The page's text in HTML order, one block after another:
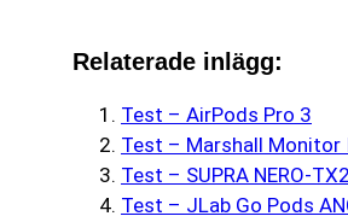
Relaterade inlägg:
Test – AirPods Pro 3
Test – Marshall Monitor
Test – SUPRA NERO-TX2
Test – JLab Go Pods